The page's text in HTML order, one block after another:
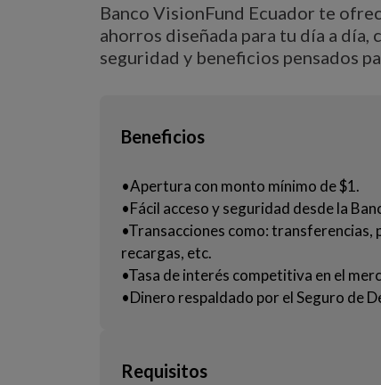
Banco VisionFund Ecuador te
ahorros diseñada para tu día a día,
seguridad y beneficios pensados
Beneficios
•Apertura con monto mínimo de $1.
•Fácil acceso y seguridad desde la
•Transacciones como: transferencias,
recargas, etc.
•Tasa de interés competitiva en el
•Dinero respaldado por el Seguro de
Requisitos